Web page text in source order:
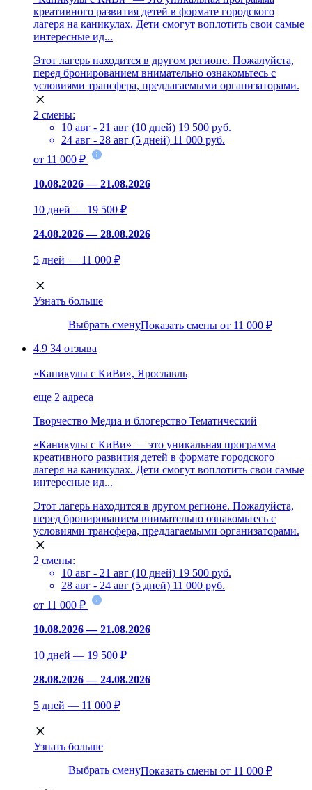
креативного развития детей в формате городского
лагеря на каникулах. Дети смогут воплотить свои самые
интересные ид...
Этот лагерь находится в другом регионе. Пожалуйста,
перед бронированием внимательно ознакомьтесь с
условиями трансфера, предлагаемыми организаторами.
2 смены:
10 авг - 21 авг (10 дней) 19 500 руб.
24 авг - 28 авг (5 дней) 11 000 руб.
от 11 000 ₽
10.08.2026 — 21.08.2026
10 дней — 19 500 ₽
24.08.2026 — 28.08.2026
5 дней — 11 000 ₽
Узнать больше
Выбрать сменуПоказать смены от 11 000 ₽
4.9 34 отзыва
«Каникулы с КиВи», Ярославль
еще 2 адреса
Творчество Медиа и блогерство Тематический
«Каникулы с КиВи» — это уникальная программа
креативного развития детей в формате городского
лагеря на каникулах. Дети смогут воплотить свои самые
интересные ид...
Этот лагерь находится в другом регионе. Пожалуйста,
перед бронированием внимательно ознакомьтесь с
условиями трансфера, предлагаемыми организаторами.
2 смены:
10 авг - 21 авг (10 дней) 19 500 руб.
28 авг - 24 авг (5 дней) 11 000 руб.
от 11 000 ₽
10.08.2026 — 21.08.2026
10 дней — 19 500 ₽
28.08.2026 — 24.08.2026
5 дней — 11 000 ₽
Узнать больше
Выбрать сменуПоказать смены от 11 000 ₽